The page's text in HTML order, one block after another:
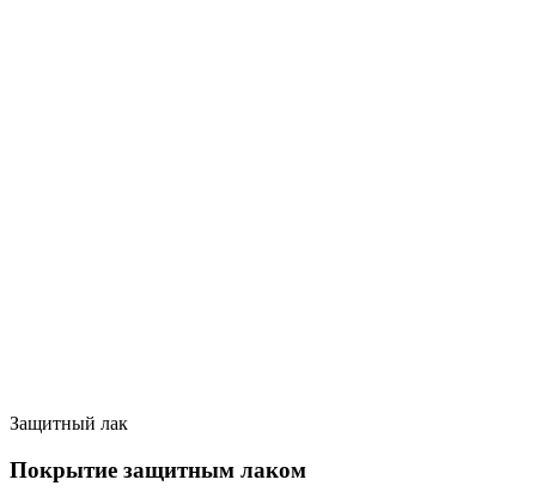
Защитный лак
Покрытие защитным лаком